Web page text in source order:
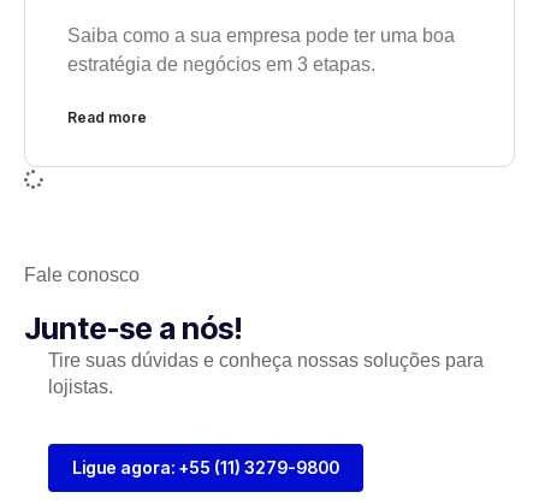
Saiba como a sua empresa pode ter uma boa
estratégia de negócios em 3 etapas.
Read more
Fale conosco
Junte-se a nós!
Tire suas dúvidas e conheça nossas soluções para
lojistas.
Ligue agora: +55 (11) 3279-9800